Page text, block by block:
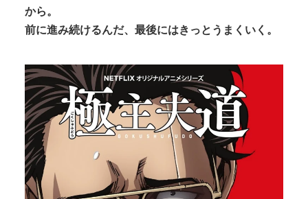
から。
前に進み続けるんだ、最後にはきっとうまくいく。